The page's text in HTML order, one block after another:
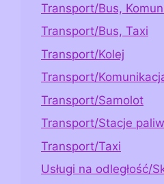
Transport/Bus,
Transport/Bus, Taxi
Transport/Kolej
Transport/
Transport/Samolot
Transport/Stacje paliw
Transport/Taxi
Usługi na odległość/